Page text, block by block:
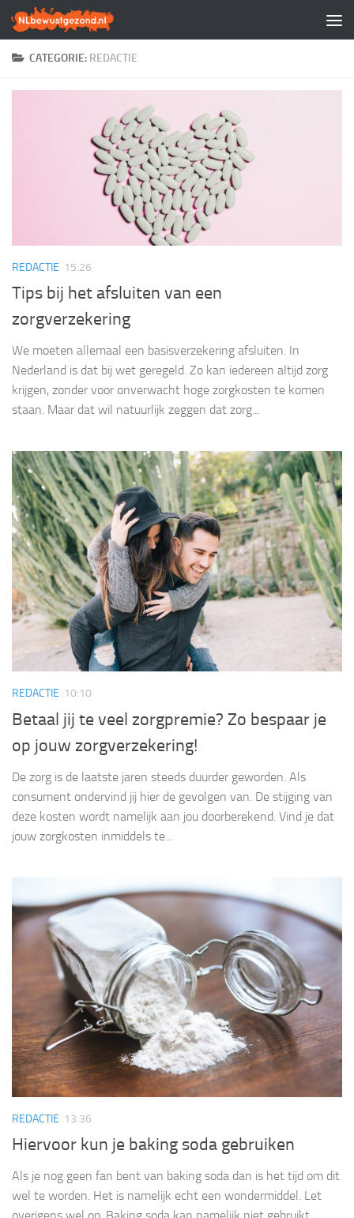
Doorgaan naar inhoud
CATEGORIE: REDACTIE
REDACTIE 15:26
Tips bij het afsluiten van een
zorgverzekering
We moeten allemaal een basisverzekering afsluiten. In
Nederland is dat bij wet geregeld. Zo kan iedereen altijd zorg
krijgen, zonder voor onverwacht hoge zorgkosten te komen
staan. Maar dat wil natuurlijk zeggen dat zorg...
REDACTIE 10:10
Betaal jij te veel zorgpremie? Zo bespaar je
op jouw zorgverzekering!
De zorg is de laatste jaren steeds duurder geworden. Als
consument ondervind jij hier de gevolgen van. De stijging van
deze kosten wordt namelijk aan jou doorberekend. Vind je dat
jouw zorgkosten inmiddels te...
REDACTIE 13:36
Hiervoor kun je baking soda gebruiken
Als je nog geen fan bent van baking soda dan is het tijd om dit
wel te worden. Het is namelijk echt een wondermiddel. Let